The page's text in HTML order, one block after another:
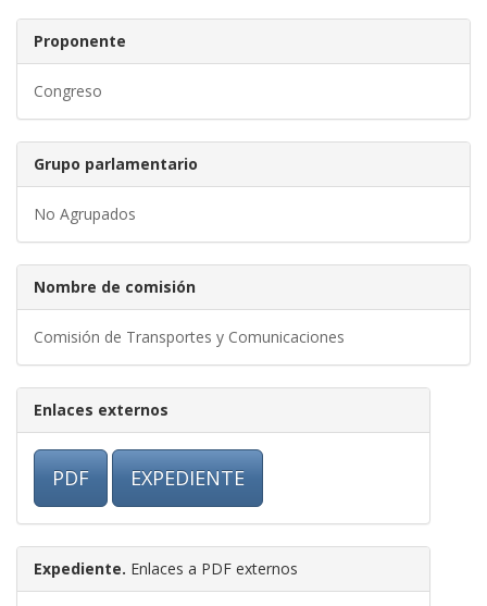
Proponente
Congreso
Grupo parlamentario
No Agrupados
Nombre de comisión
Comisión de Transportes y Comunicaciones
Enlaces externos
PDF EXPEDIENTE
Expediente. Enlaces a PDF externos